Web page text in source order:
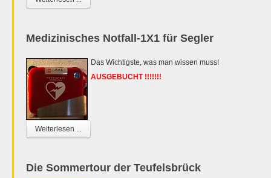
Medizinisches Notfall-1X1 für Segler
Das Wichtigste, was man wissen muss!
AUSGEBUCHT !!!!!!!
Weiterlesen ...
Die Sommertour der Teufelsbrück